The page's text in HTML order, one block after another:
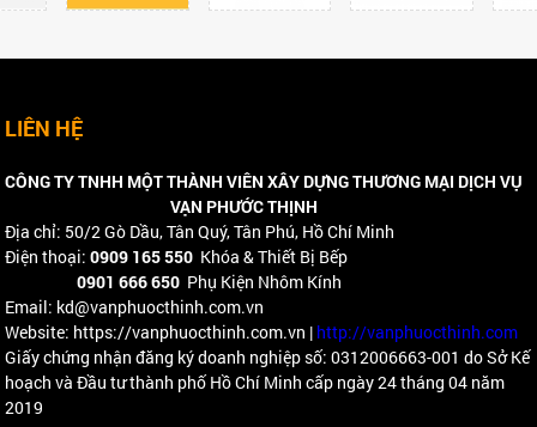
LIÊN HỆ
CÔNG TY TNHH MỘT THÀNH VIÊN XÂY DỰNG THƯƠNG MẠI DỊCH VỤ
VẠN PHƯỚC THỊNH
Địa chỉ: 50/2 Gò Dầu, Tân Quý, Tân Phú, Hồ Chí Minh
Điện thoại:0909 165 550 Khóa & Thiết Bị Bếp
0901 666 650 Phụ Kiện Nhôm Kính
Email: kd@vanphuocthinh.com.vn
Website: https://vanphuocthinh.com.vn | http://vanphuocthinh.com
Giấy chứng nhận đăng ký doanh nghiệp số: 0312006663-001 do Sở Kế
hoạch và Đầu tư thành phố Hồ Chí Minh cấp ngày 24 tháng 04 năm
2019